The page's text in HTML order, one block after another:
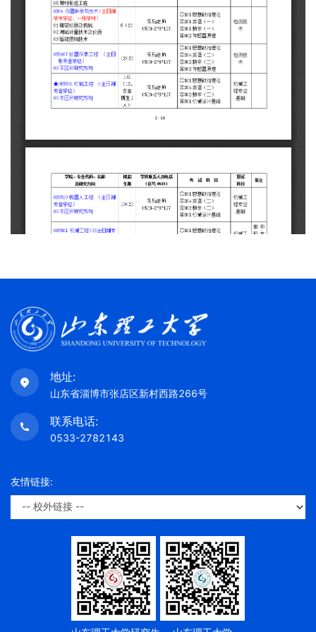
地址:
山东省淄博市张店区新村西路266号
联系电话:
0533-2782143
友情链接: